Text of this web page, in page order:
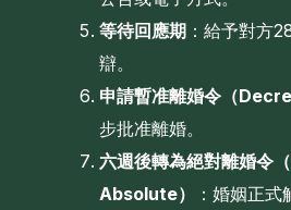
等待回應期：給予對方
辯。
申請暫准離婚令（
步批准離婚。
六週後轉為絕對離婚令
Absolute）
：婚姻正式